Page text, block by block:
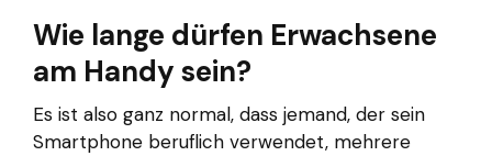
Wie lange dürfen Erwachsene
am Handy sein?
Es ist also ganz normal, dass jemand, der sein
Smartphone beruflich verwendet, mehrere